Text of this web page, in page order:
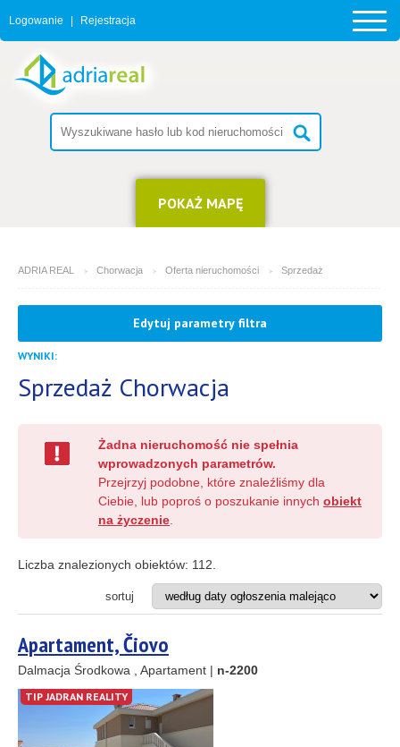
Logowanie Rejestracja
POKAŻ MAPĘ
ADRIA REAL Chorwacja Oferta nieruchomości Sprzedaż
RODZAJ(możesz wybrać więcej opcji)
Apartamentowiec
Działka budowlana
Restauracja
ODLEGŁOŚĆ OD MORZA DO(m)
(możesz wybrać więcej opcji)
Dalmacja Północna (37)
Dalmacja Środkowa
Dalmacja Południowa
(wybierz zakres)
Edytuj parametry filtra
WYNIKI:
Sprzedaż Chorwacja
Żadna nieruchomość nie spełnia
wprowadzonych parametrów.
Przejrzyj podobne, które znaleźliśmy dla
Ciebie, lub poproś o poszukanie innych obiekt
na życzenie
Liczba znalezionych obiektów: 112
sortuj
Apartament, Čiovo
Dalmacja Środkowa , Apartament | n-2200
TIP JADRAN REALITY